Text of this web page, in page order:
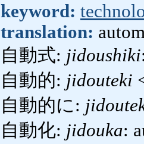
keyword:
translation:
自動式: jidoushiki
自動的: jidouteki
自動的に:
自動化: jidouka: